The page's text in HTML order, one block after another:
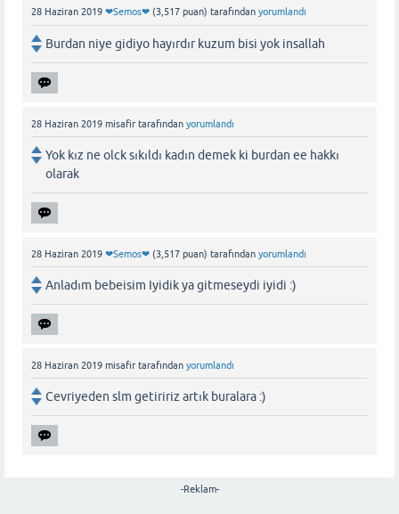
28 Haziran 2019 ❤Semos❤ (3,517 puan) tarafından yorumlandı
Burdan niye gidiyo hayırdır kuzum bisi yok insallah
28 Haziran 2019 misafir tarafından yorumlandı
Yok kız ne olck sıkıldı kadın demek ki burdan ee hakkı
olarak
28 Haziran 2019 ❤Semos❤ (3,517 puan) tarafından yorumlandı
Anladım bebeisim Iyidik ya gitmeseydi iyidi :)
28 Haziran 2019 misafir tarafından yorumlandı
Cevriyeden slm getiririz artık buralara :)
-Reklam-